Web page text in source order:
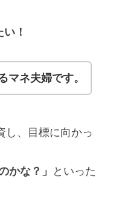
！
マネ夫婦です。
し、目標に向かっ
かな？」
といった